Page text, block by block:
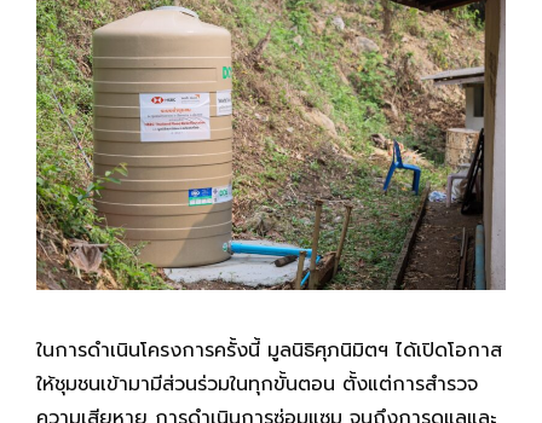
ในการดำเนินโครงการครั้งนี้ มูลนิธิศุภนิมิตฯ ได้เปิดโอกาส
ให้ชุมชนเข้ามามีส่วนร่วมในทุกขั้นตอน ตั้งแต่การสำรวจ